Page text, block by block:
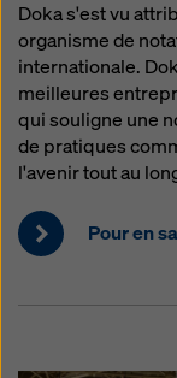
Doka s'est vu
organisme de
internationale.
meilleures
qui souligne une
de pratiques
l'avenir tout au
Pour en